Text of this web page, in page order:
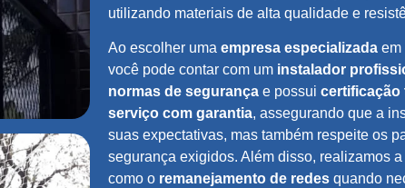
utilizando materiais de alta qualidade e
Ao escolher uma empresa especializada em
você pode contar com um instalador
normas de segurança e possui certificação
serviço com garantia, assegurando que a
suas expectativas, mas também respeite os
segurança exigidos. Além disso, realizamos a
como o remanejamento de redes quando